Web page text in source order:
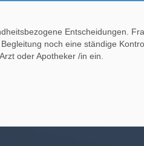
Entscheidungen.
noch eine ständige
oder Apotheker /in ein.